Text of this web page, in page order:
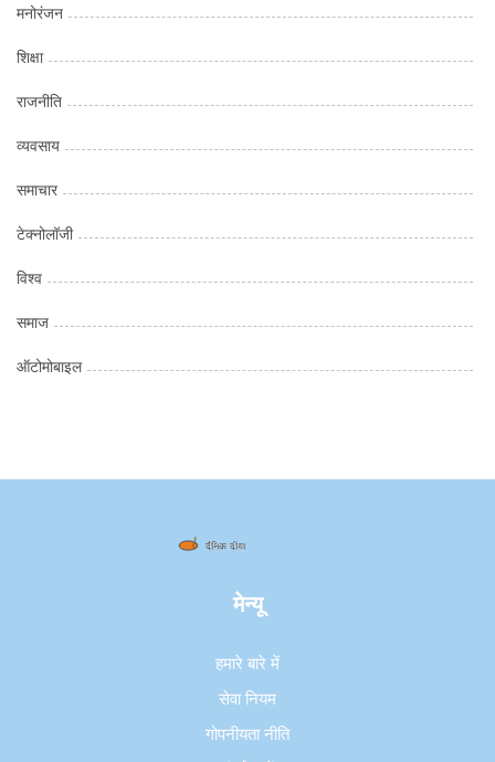
मनोरंजन
शिक्षा
राजनीति
व्यवसाय
समाचार
टेक्नोलॉजी
विश्व
समाज
ऑटोमोबाइल
मेन्यू
हमारे बारे में
सेवा नियम
गोपनीयता नीति